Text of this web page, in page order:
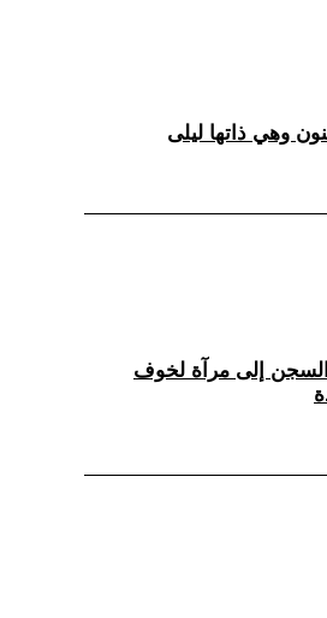
السجن إلى مرآة لخوف